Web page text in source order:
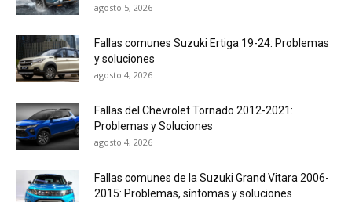
agosto 5, 2026
Fallas comunes Suzuki Ertiga 19-24: Problemas
y soluciones
agosto 4, 2026
Fallas del Chevrolet Tornado 2012-2021:
Problemas y Soluciones
agosto 4, 2026
Fallas comunes de la Suzuki Grand Vitara 2006-
2015: Problemas, síntomas y soluciones